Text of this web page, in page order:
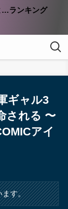
…ランキング
ギャル3
される 〜
アイ
ます。